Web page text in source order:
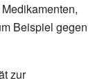
Beispiel gegen
zur